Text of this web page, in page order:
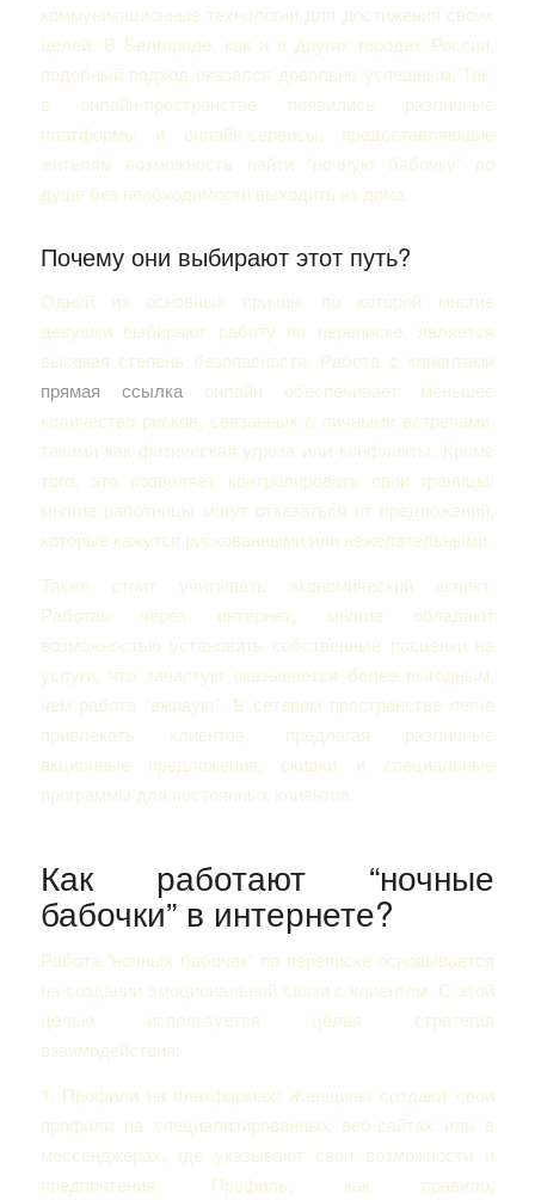
коммуникационные технологии для достижения своих
целей. В Белгороде, как и в других городах России,
подобный подход оказался довольно успешным. Так,
в онлайн-пространстве появились различные
платформы и онлайн-сервисы, предоставляющие
жителям возможность найти “ночную бабочку” по
душе без необходимости выходить из дома.
Почему они выбирают этот путь?
Одной из основных причин, по которой многие
девушки выбирают работу по переписке, является
высокая степень безопасности. Работа с клиентами
прямая ссылкаонлайн обеспечивает меньшее
количество рисков, связанных с личными встречами,
такими как физическая угроза или конфликты. Кроме
того, это позволяет контролировать свои границы:
многие работницы могут отказаться от предложений,
которые кажутся рискованными или нежелательными.
Также стоит учитывать экономический аспект.
Работая через интернет, многие обладают
возможностью установить собственные расценки на
услуги, что зачастую оказывается более выгодным,
чем работа “вживую”. В сетевом пространстве легче
привлекать клиентов, предлагая различные
акционные предложения, скидки и специальные
программы для постоянных клиентов.
Как работают “ночные
бабочки” в интернете?
Работа “ночных бабочек” по переписке основывается
на создании эмоциональной связи с клиентом. С этой
целью используется целая стратегия
взаимодействия:
1. Профили на платформах: Женщины создают свои
профили на специализированных веб-сайтах или в
мессенджерах, где указывают свои возможности и
предпочтения. Профиль, как правило,